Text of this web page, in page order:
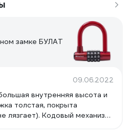
замке БУЛАТ
09.06.2022
внутренняя высота и
толстая, покрыта
лязгает). Кодовый механизм